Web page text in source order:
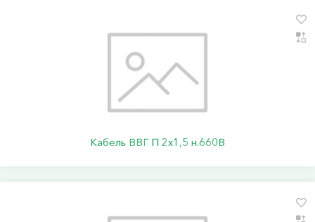
Кабель ВВГ П 2х1,5 н.660В